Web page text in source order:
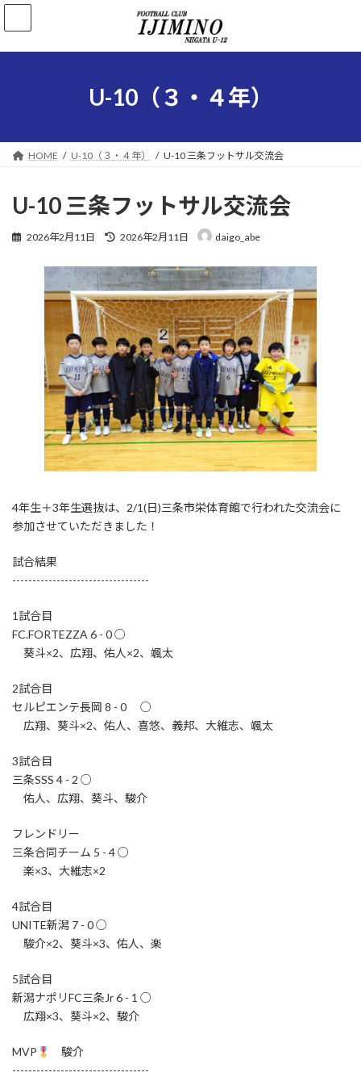
コ
ン
ナ
ー
U-10（３・４年）
HOME U-10（３・４年） U-10 三条フットサル交流会
U-10 三条フットサル交流会
2026年2月11日
最
新
日
時
:
2026年2月11日 daigo_abe
4年生＋3年生選抜は、2/1(日)三条市栄体育館で行われた交流会に
参加させていただきました！
試合結果
----------------------------------
1試合目
FC.FORTEZZA 6 - 0 ○
葵斗×2、広翔、佑人×2、颯太
2試合目
セルピエンテ長岡 8 - 0 ○
広翔、葵斗×2、佑人、喜悠、義邦、大維志、颯太
3試合目
三条SSS 4 - 2 ○
佑人、広翔、葵斗、駿介
フレンドリー
三条合同チーム 5 - 4 ○
楽×3、大維志×2
4試合目
UNITE新潟 7 - 0 ○
駿介×2、葵斗×3、佑人、楽
5試合目
新潟ナポリFC三条Jr 6 - 1 ○
広翔×3、葵斗×2、駿介
MVP
駿介
----------------------------------